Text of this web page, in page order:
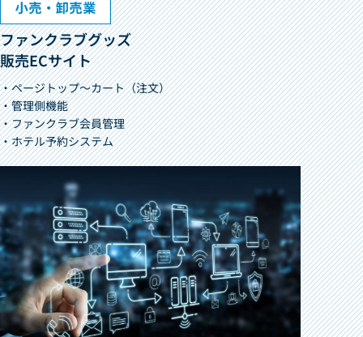
ファンクラブグッズ
販売ECサイト
・ページトップ～カート（注文）
・管理側機能
・ファンクラブ会員管理
・ホテル予約システム